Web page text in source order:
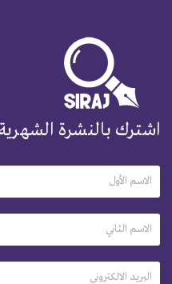
اشترك بالنشرة الشهرية